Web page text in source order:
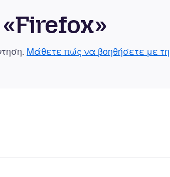
Μάθετε πώς να βοηθήσετε με